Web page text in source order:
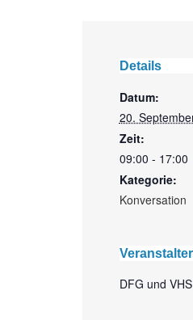
Details
Datum:
20.
Zeit:
09:00 - 17:00
Kategorie:
Konversation
Veranstalter
DFG und VHS